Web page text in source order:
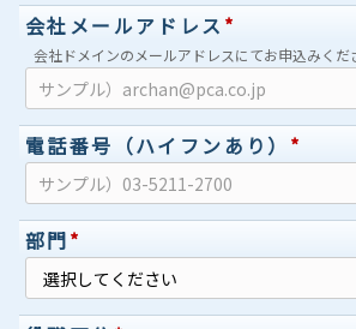
会社メールアドレス *
会社ドメインのメールアドレスにてお申込みくだ
電話番号（ハイフンあり） *
部門*